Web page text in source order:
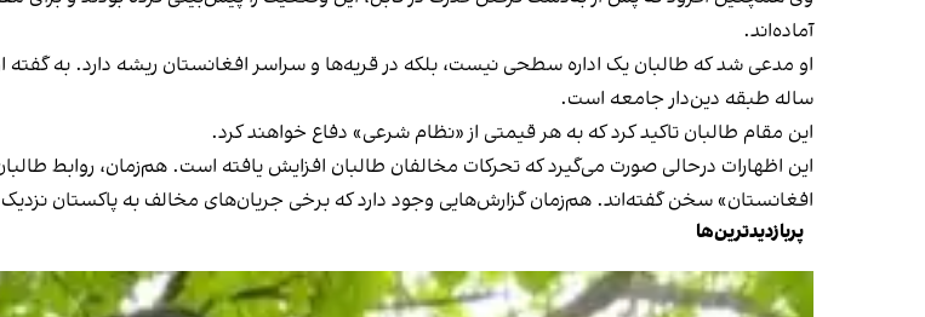
آماده‌اند.
ساله طبقه دین‌دار جامعه است.
این مقام طالبان تاکید کرد که به هر قیمتی از «نظام شرعی» دفاع خواهند کرد.
این اظهارات درحالی صورت می‌گیرد که تحرکات مخالفان طالبان افزایش یافته است. هم‌زمان، روابط
افغانستان» سخن گفته‌اند. هم‌زمان گزارش‌هایی وجود دارد که برخی جریان‌های مخالف به پاکستان
پربازدیدترین‌ها